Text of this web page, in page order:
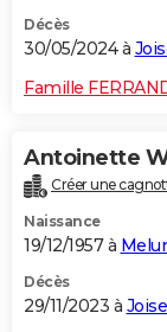
GUIDES D'ACHAT
Carte de Noël
Carte Bonne année
Carte Saint-Valentin
Carte Pâques
Carte d'anniversaire
DICTIONNAIRE
Dictionnaire
Biographies
Citations
Expressions
Proverbes
PROGRAMME TV
S'inscrire
Se connecter
Lycées
Collèges
Primaires
Universités
Entreprises
Service militaire
Avis de recherche
AVIS DE DÉCÈS
Décès
30/05/2024 à
Famille
Antoinette
Créer une
Naissance
19/12/1957 à
Décès
29/11/2023 à